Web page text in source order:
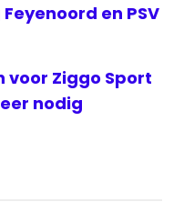
en PSV
voor Ziggo Sport
nodig